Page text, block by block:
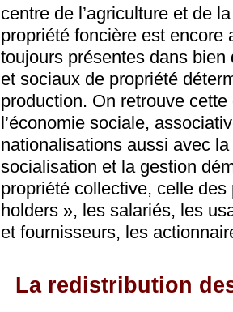
centre de l’agriculture et de
propriété foncière est
toujours présentes dans
et sociaux de propriété
production. On retrouve
l’économie sociale,
nationalisations aussi avec
socialisation et la gestion
propriété collective, celle
holders », les salariés, les
et fournisseurs, les
La redistribution